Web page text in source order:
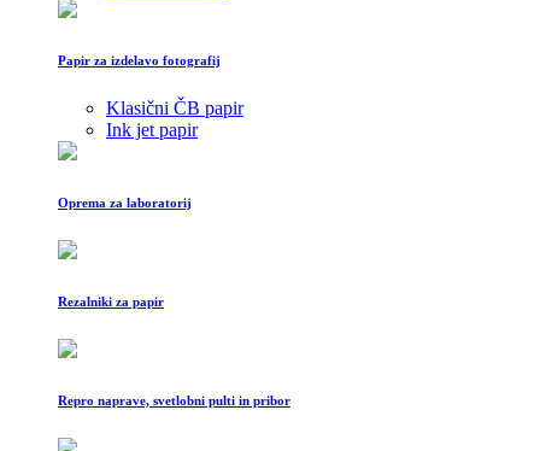
Papir za izdelavo fotografij
Klasični ČB papir
Ink jet papir
Oprema za laboratorij
Rezalniki za papir
Repro naprave, svetlobni pulti in pribor